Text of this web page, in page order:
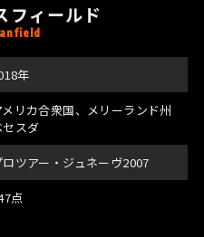
フィールド
年
メリカ合衆国、メリーランド州
セスダ
ロツアー・ジュネーヴ2007
点